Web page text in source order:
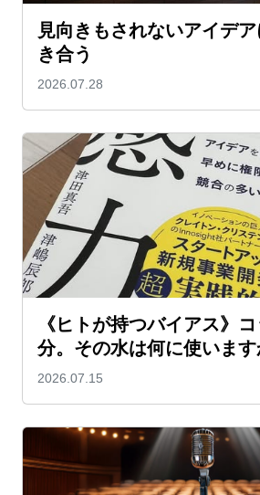
見向きもされないアイデ
き合う
2026.07.28
《ヒトが持つバイアス》
分。その水は何に使います
2026.07.15